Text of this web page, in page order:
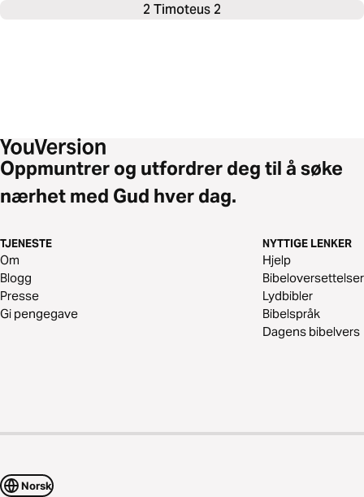
2 Timoteus 2
Oppmuntrer og utfordrer deg til å søke
nærhet med Gud hver dag.
TJENESTE
Om
Blogg
Presse
Gi pengegave
NYTTIGE LENKER
Hjelp
Bibeloversettelser
Lydbibler
Bibelspråk
Dagens bibelvers
Norsk